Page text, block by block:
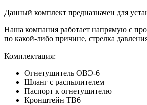
Данный комплект предназначен для
Наша компания работает напрямую с
по какой-либо причине, стрелка
Комплектация:
Огнетушитель ОВЭ-6
Шланг с распылителем
Паспорт к огнетушителю
Кронштейн ТВ6